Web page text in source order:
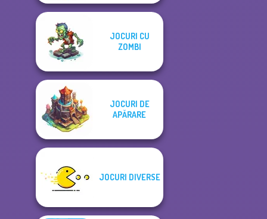
JOCURI CU
ZOMBI
JOCURI DE
APĂRARE
JOCURI DIVERSE